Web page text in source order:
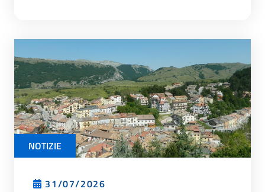
NOTIZIE
31/07/2026